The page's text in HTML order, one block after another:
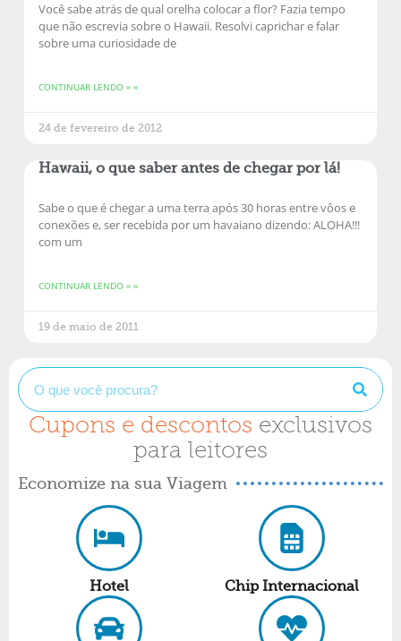
Você sabe atrás de qual orelha colocar a flor? Fazia tempo
que não escrevia sobre o Hawaii. Resolvi caprichar e falar
sobre uma curiosidade de
CONTINUAR LENDO » »
24 de fevereiro de 2012
Hawaii, o que saber antes de chegar por lá!
Sabe o que é chegar a uma terra após 30 horas entre vôos e
conexões e, ser recebida por um havaiano dizendo: ALOHA!!!
com um
CONTINUAR LENDO » »
19 de maio de 2011
Cupons e descontos exclusivos
para leitores
Economize na sua Viagem
Hotel Chip Internacional